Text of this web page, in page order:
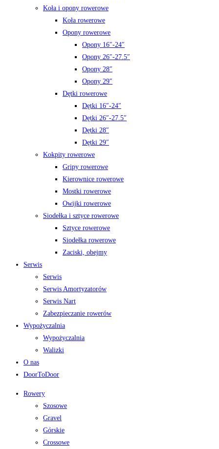
Koła i opony rowerowe
Koła rowerowe
Opony rowerowe
Opony 16″-24″
Opony 26″-27.5″
Opony 28″
Opony 29″
Dętki rowerowe
Dętki 16″-24″
Dętki 26″-27.5″
Dętki 28″
Dętki 29″
Kokpity rowerowe
Gripy rowerowe
Kierownice rowerowe
Mostki rowerowe
Owijki rowerowe
Siodełka i sztyce rowerowe
Sztyce rowerowe
Siodełka rowerowe
Zaciski, obejmy
Serwis
Serwis
Serwis Amortyzatorów
Serwis Nart
Zabezpieczanie rowerów
Wypożyczalnia
Wypożyczalnia
Walizki
O nas
DoorToDoor
Rowery
Szosowe
Gravel
Górskie
Crossowe